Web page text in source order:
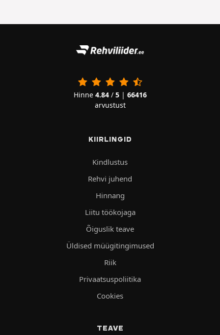
Hinne 4.84/ 5| 66416
arvustust
KIIRLINGID
Kindlustus
Rehvi juhend
Hinnang
Liitu töökojaga
Õiguslik teave
Üldised müügitingimused
Riik
Privaatsuspoliitika
Cookies
TEAVE